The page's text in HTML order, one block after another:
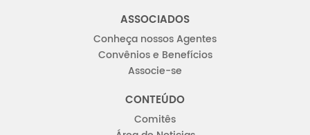
ASSOCIADOS
Conheça nossos Agentes
Convênios e Benefícios
Associe-se
CONTEÚDO
Comitês